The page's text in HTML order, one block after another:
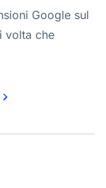
Google sul
volta che